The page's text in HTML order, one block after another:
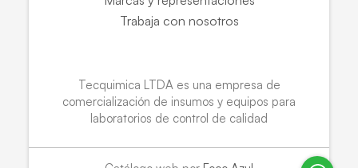
Trabaja con nosotros
Tecquimica LTDA es una empresa de
comercialización de insumos y equipos para
laboratorios de control de calidad